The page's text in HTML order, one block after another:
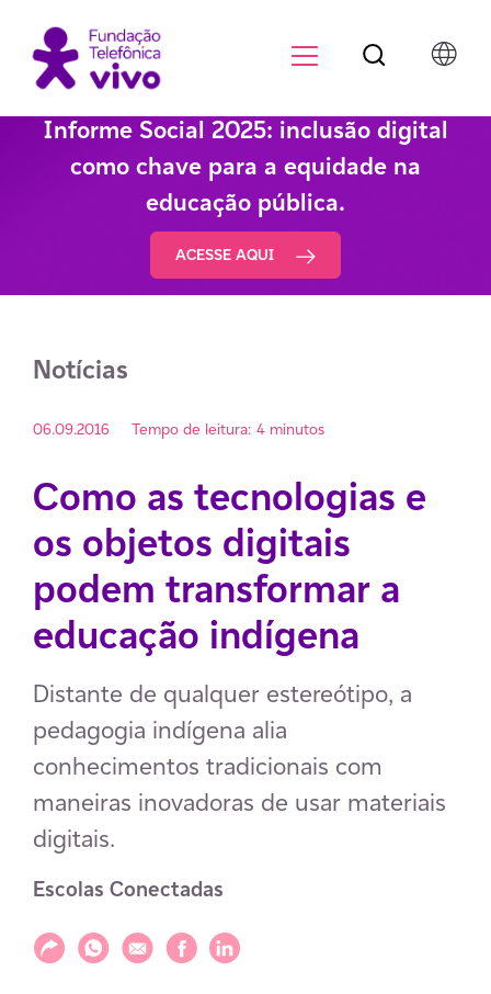
Informe Social 2025: inclusão digital
como chave para a equidade na
educação pública.
ACESSE AQUI
Notícias
06.09.2016 Tempo de leitura: 4 minutos
Como as tecnologias e
os objetos digitais
podem transformar a
educação indígena
Distante de qualquer estereótipo, a
pedagogia indígena alia
conhecimentos tradicionais com
maneiras inovadoras de usar materiais
digitais.
Escolas Conectadas
Compartilhar
Compartilhar via WhatsApp
Compartilhar via E-mail
Compartilhar via Facebook
Compartilhar via LinkedIn
Botão de